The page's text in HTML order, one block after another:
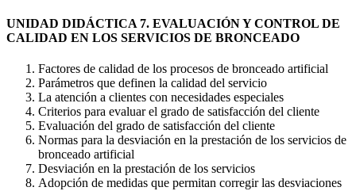
UNIDAD DIDÁCTICA 7. EVALUACIÓN Y CONTROL DE
CALIDAD EN LOS SERVICIOS DE BRONCEADO
Factores de calidad de los procesos de bronceado artificial
Parámetros que definen la calidad del servicio
La atención a clientes con necesidades especiales
Criterios para evaluar el grado de satisfacción del cliente
Evaluación del grado de satisfacción del cliente
Normas para la desviación en la prestación de los servicios de
bronceado artificial
Desviación en la prestación de los servicios
Adopción de medidas que permitan corregir las desviaciones